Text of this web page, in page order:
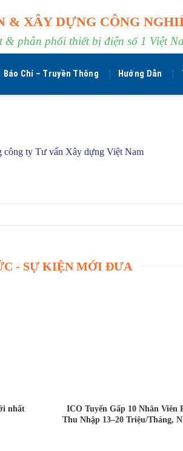
& XÂY DỰNG CÔNG
& phân phối thiết bị điện số 1 Việt
Báo Chí – Truyền Thông Hướng Dẫn
ty Tư vấn Xây dựng Việt Nam
- SỰ KIỆN MỚI ĐƯA
nhất
ICO Tuyển Gấp 10 Nhân Viên
Thu Nhập 13–20 Triệu/Tháng,